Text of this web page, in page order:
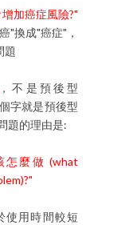
加癌症風險?"
"換成"癌症"，
題
，不是預後型
字就是預後型
題的理由是:
怎麼做 (what
使用時間較短